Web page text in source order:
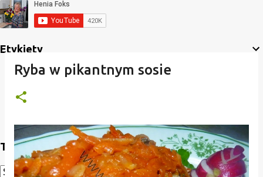
Etykiety
Translate
Ryba w pikantnym sosie